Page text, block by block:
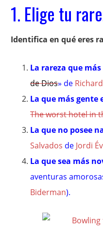
1. Elige tu
Identifica en qué eres
La rareza que
de Dios» de
La que más gente
The worst hotel in
La que no posee
Salvados de Jordi
La que sea más
aventuras
Biderman).